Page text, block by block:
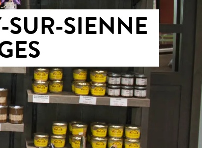
SUR-SIENNE